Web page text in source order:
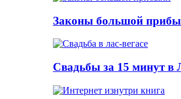
Законы большой
Свадьбы за 15 минут в